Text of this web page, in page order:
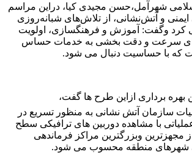
شهرآمل،حسن مجیدی کیا، دراین مراسم
ایمنی و آتش‌نشانی، از تلاش‌های شبانه‌روزی
کرد وگفت: آموزش و فرهنگسازی، اولویت
سرعت و دقت بخشی به خدمات حساس
که با حساسیت دنبال می شود.
بهره برداری ازاین طرح ها گفت،
سازمان آتش نشانی به منظور تسریع در
با مشاهده دوربین های ترافیکی سطح
مجهزترین وبزرگترین مراکز فرماندهی
شهرهای منطقه محسوب می شود.